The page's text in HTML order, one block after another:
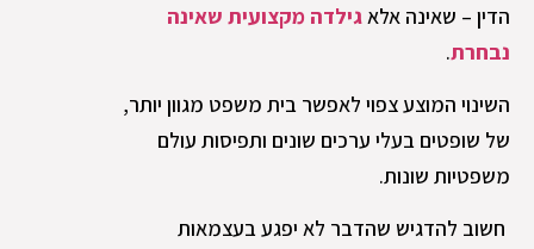
הדין – שאינה אלאגילדה מקצועית שאינה
נבחרת.
השינוי המוצע צפוי לאפשר בית משפט מגוון יותר,
של שופטים בעלי ערכים שונים ותפיסות עולם
משפטיות שונות.
חשוב להדגיש שהדבר לא יפגע בעצמאות